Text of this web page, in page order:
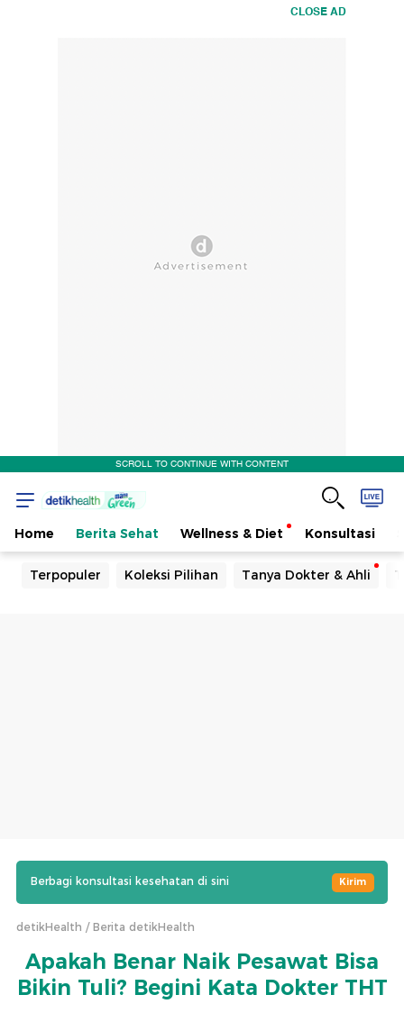
CLOSE AD
SCROLL TO CONTINUE WITH CONTENT
Home Berita Sehat Wellness & Diet Konsultasi
Terpopuler Koleksi Pilihan Tanya Dokter & Ahli
Berbagi konsultasi kesehatan di sini Kirim
detikHealth Berita detikHealth
Apakah Benar Naik Pesawat Bisa
Bikin Tuli? Begini Kata Dokter THT